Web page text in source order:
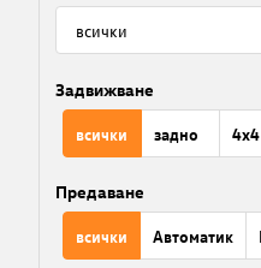
Задвижване
всички задно 4x4
Предаване
всички Автоматик